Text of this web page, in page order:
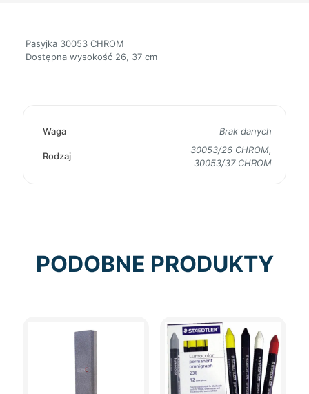
Pasyjka 30053 CHROM
Dostępna wysokość 26, 37 cm
Waga Brak danych
Rodzaj
30053/26 CHROM,
30053/37 CHROM
PODOBNE PRODUKTY